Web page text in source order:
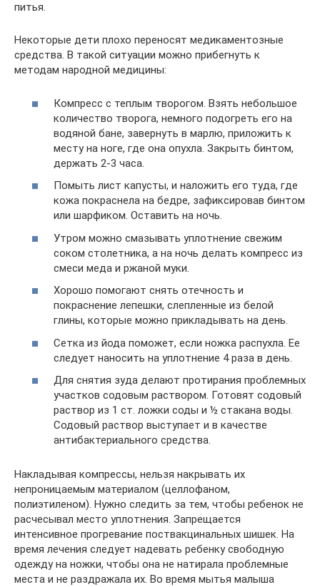
питья.
Некоторые дети плохо переносят медикаментозные
средства. В такой ситуации можно прибегнуть к
методам народной медицины:
Компресс с теплым творогом. Взять небольшое
количество творога, немного подогреть его на
водяной бане, завернуть в марлю, приложить к
месту на ноге, где она опухла. Закрыть бинтом,
держать 2-3 часа.
Помыть лист капусты, и наложить его туда, где
кожа покраснела на бедре, зафиксировав бинтом
или шарфиком. Оставить на ночь.
Утром можно смазывать уплотнение свежим
соком столетника, а на ночь делать компресс из
смеси меда и ржаной муки.
Хорошо помогают снять отечность и
покраснение лепешки, слепленные из белой
глины, которые можно прикладывать на день.
Сетка из йода поможет, если ножка распухла. Ее
следует наносить на уплотнение 4 раза в день.
Для снятия зуда делают протирания проблемных
участков содовым раствором. Готовят содовый
раствор из 1 ст. ложки соды и ½ стакана воды.
Содовый раствор выступает и в качестве
антибактериального средства.
Накладывая компрессы, нельзя накрывать их
непроницаемым материалом (целлофаном,
полиэтиленом). Нужно следить за тем, чтобы ребенок не
расчесывал место уплотнения. Запрещается
интенсивное прогревание поствакцинальных шишек. На
время лечения следует надевать ребенку свободную
одежду на ножки, чтобы она не натирала проблемные
места и не раздражала их. Во время мытья малыша